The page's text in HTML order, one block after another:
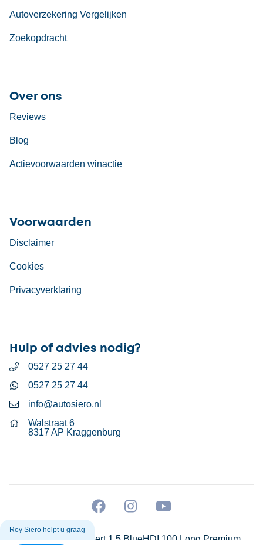
Roy Siero helpt u graag
Autoverzekering Vergelijken
Zoekopdracht
Over ons
Reviews
Blog
Actievoorwaarden winactie
Voorwaarden
Disclaimer
Cookies
Privacyverklaring
Hulp of advies nodig?
0527 25 27 44
0527 25 27 44
info@autosiero.nl
Walstraat 6
8317 AP Kraggenburg
Peugeot Expert 1.5 BlueHDI 100 Long Premium